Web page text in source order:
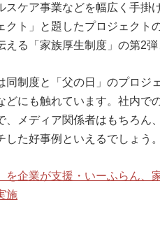
スケア事業などを幅広く手掛
クト」と題したプロジェクト
える「家族厚生制度」の第2
同制度と「父の日」のプロジ
どにも触れています。社内で
、メディア関係者はもちろん
した好事例といえるでしょう。
を企業が支援・いーふらん、
施